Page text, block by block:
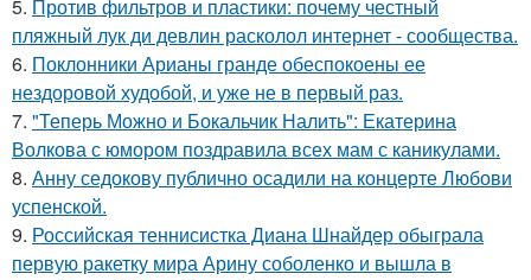
5. Против фильтров и пластики: почему честный
пляжный лук ди девлин расколол интернет - сообщества.
6. Поклонники Арианы гранде обеспокоены ее
нездоровой худобой, и уже не в первый раз.
7. "Теперь Можно и Бокальчик Налить": Екатерина
Волкова с юмором поздравила всех мам с каникулами.
8. Анну седокову публично осадили на концерте Любови
успенской.
9. Российская теннисистка Диана Шнайдер обыграла
первую ракетку мира Арину соболенко и вышла в